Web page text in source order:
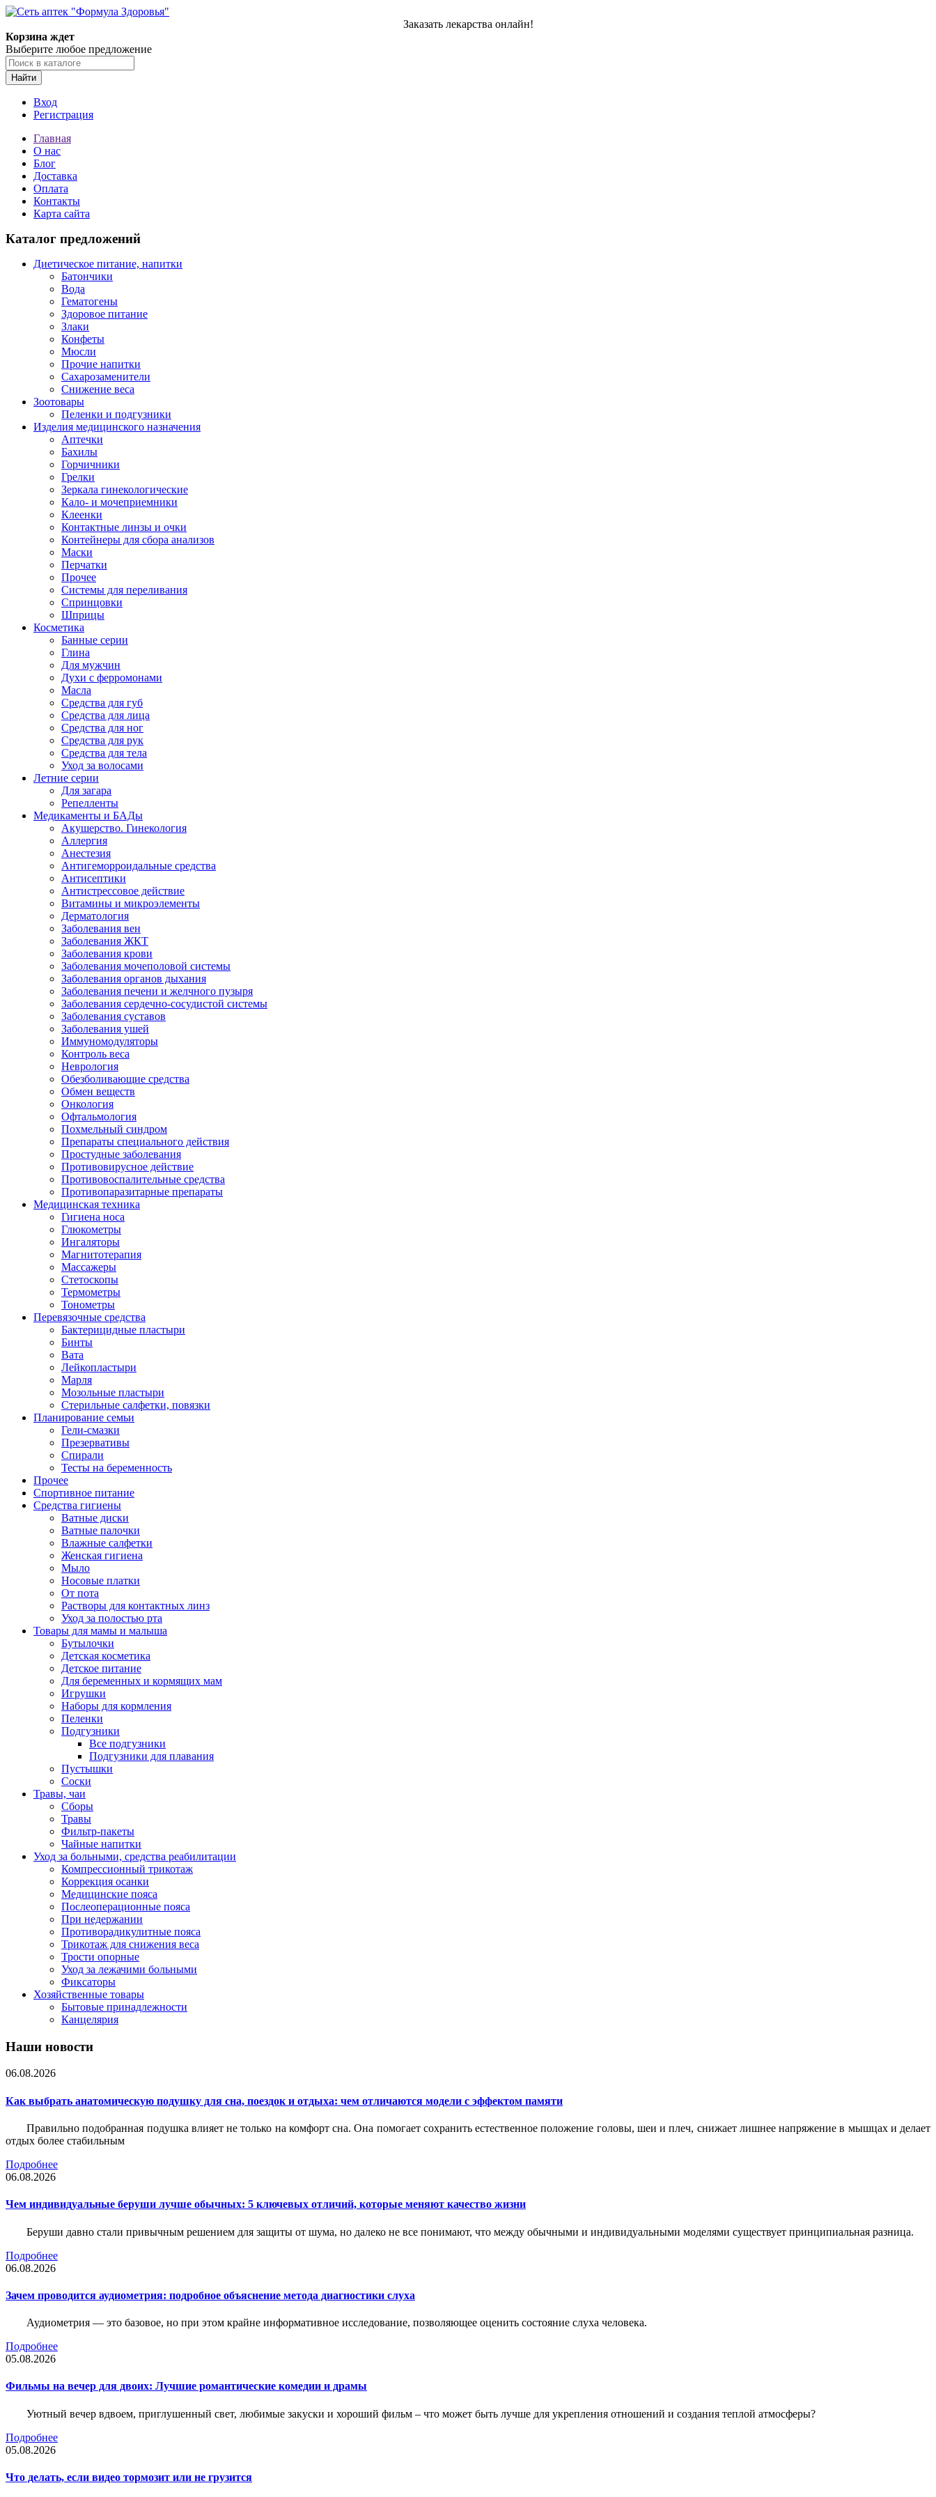
Заказать лекарства онлайн!
Корзина ждет
Выберите любое предложение
Найти
Вход
Регистрация
Главная
О нас
Блог
Доставка
Оплата
Контакты
Карта сайта
Каталог предложений
Диетическое питание, напитки
Батончики
Вода
Гематогены
Здоровое питание
Злаки
Конфеты
Мюсли
Прочие напитки
Сахарозаменители
Снижение веса
Зоотовары
Пеленки и подгузники
Изделия медицинского назначения
Аптечки
Бахилы
Горчичники
Грелки
Зеркала гинекологические
Кало- и мочеприемники
Клеенки
Контактные линзы и очки
Контейнеры для сбора анализов
Маски
Перчатки
Прочее
Системы для переливания
Спринцовки
Шприцы
Косметика
Банные серии
Глина
Для мужчин
Духи с ферромонами
Масла
Средства для губ
Средства для лица
Средства для ног
Средства для рук
Средства для тела
Уход за волосами
Летние серии
Для загара
Репелленты
Медикаменты и БАДы
Акушерство. Гинекология
Аллергия
Анестезия
Антигеморроидальные средства
Антисептики
Антистрессовое действие
Витамины и микроэлементы
Дерматология
Заболевания вен
Заболевания ЖКТ
Заболевания крови
Заболевания мочеполовой системы
Заболевания органов дыхания
Заболевания печени и желчного пузыря
Заболевания сердечно-сосудистой системы
Заболевания суставов
Заболевания ушей
Иммуномодуляторы
Контроль веса
Неврология
Обезболивающие средства
Обмен веществ
Онкология
Офтальмология
Похмельный синдром
Препараты специального действия
Простудные заболевания
Противовирусное действие
Противовоспалительные средства
Противопаразитарные препараты
Медицинская техника
Гигиена носа
Глюкометры
Ингаляторы
Магнитотерапия
Массажеры
Стетоскопы
Термометры
Тонометры
Перевязочные средства
Бактерицидные пластыри
Бинты
Вата
Лейкопластыри
Марля
Мозольные пластыри
Стерильные салфетки, повязки
Планирование семьи
Гели-смазки
Презервативы
Спирали
Тесты на беременность
Прочее
Спортивное питание
Средства гигиены
Ватные диски
Ватные палочки
Влажные салфетки
Женская гигиена
Мыло
Носовые платки
От пота
Растворы для контактных линз
Уход за полостью рта
Товары для мамы и малыша
Бутылочки
Детская косметика
Детское питание
Для беременных и кормящих мам
Игрушки
Наборы для кормления
Пеленки
Подгузники
Все подгузники
Подгузники для плавания
Пустышки
Соски
Травы, чаи
Сборы
Травы
Фильтр-пакеты
Чайные напитки
Уход за больными, средства реабилитации
Компрессионный трикотаж
Коррекция осанки
Медицинские пояса
Послеоперационные пояса
При недержании
Противорадикулитные пояса
Трикотаж для снижения веса
Трости опорные
Уход за лежачими больными
Фиксаторы
Хозяйственные товары
Бытовые принадлежности
Канцелярия
Наши новости
06.08.2026
Как выбрать анатомическую подушку для сна, поездок и отдыха: чем отличаются модели с эффектом памяти
Правильно подобранная подушка влияет не только на комфорт сна. Она помогает сохранить естественное положение головы, шеи и плеч, снижает лишнее напряжение в мышцах и делает
отдых более стабильным
Подробнее
06.08.2026
Чем индивидуальные беруши лучше обычных: 5 ключевых отличий, которые меняют качество жизни
Беруши давно стали привычным решением для защиты от шума, но далеко не все понимают, что между обычными и индивидуальными моделями существует принципиальная разница.
Подробнее
06.08.2026
Зачем проводится аудиометрия: подробное объяснение метода диагностики слуха
Аудиометрия — это базовое, но при этом крайне информативное исследование, позволяющее оценить состояние слуха человека.
Подробнее
05.08.2026
Фильмы на вечер для двоих: Лучшие романтические комедии и драмы
Уютный вечер вдвоем, приглушенный свет, любимые закуски и хороший фильм – что может быть лучше для укрепления отношений и создания теплой атмосферы?
Подробнее
05.08.2026
Что делать, если видео тормозит или не грузится